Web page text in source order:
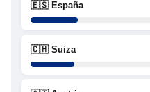
🇪🇸 España
🇨🇭 Suiza